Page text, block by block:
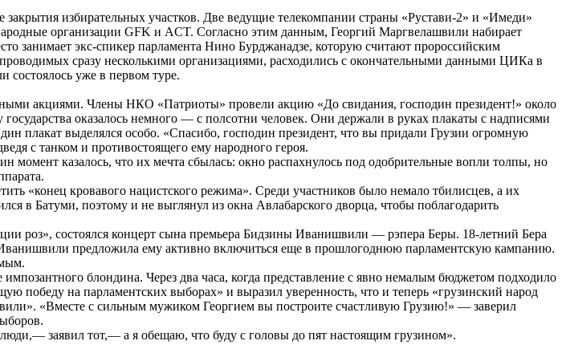
закрытия избирательных участков. Две ведущие телекомпании страны «Рустави-2» и «Имеди»
организации GFK и ACT. Согласно этим данным, Георгий Маргвелашвили набирает
занимает экс-спикер парламента Нино Бурджанадзе, которую считают пророссийским
сразу несколькими организациями, расходились с окончательными данными ЦИКа в
состоялось уже в первом туре.
акциями. Члены НКО «Патриоты» провели акцию «До свидания, господин президент!» около
оказалось немного — с полсотни человек. Они держали в руках плакаты с надписями
плакат выделялся особо. «Спасибо, господин президент, что вы придали Грузии огромную
с танком и противостоящего ему народного героя.
момент казалось, что их мечта сбылась: окно распахнулось под одобрительные вопли толпы, но
«конец кровавого нацистского режима». Среди участников было немало тбилисцев, а их
в Батуми, поэтому и не выглянул из окна Авлабарского дворца, чтобы поблагодарить
роз», состоялся концерт сына премьера Бидзины Иванишвили — рэпера Беры. 18-летний Бера
предложила ему активно включиться еще в прошлогоднюю парламентскую кампанию.
блондина. Через два часа, когда представление с явно немалым бюджетом подходило
победу на парламентских выборах» и выразил уверенность, что и теперь «грузинский народ
«Вместе с сильным мужиком Георгием вы построите счастливую Грузию!» — заверил
заявил тот,— а я обещаю, что буду с головы до пят настоящим грузином».